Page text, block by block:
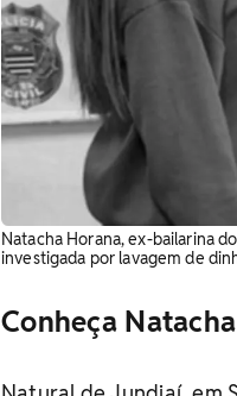
Natacha Horana, ex-bailarina
investigada por lavagem de
Conheça